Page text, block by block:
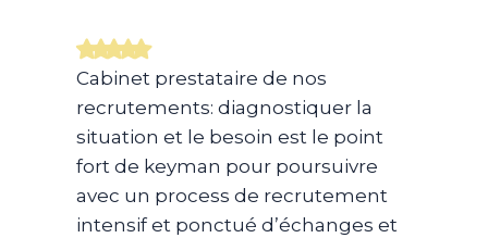
Cabinet prestataire de nos
recrutements: diagnostiquer la
situation et le besoin est le point
fort de keyman pour poursuivre
avec un process de recrutement
intensif et ponctué d’échanges et